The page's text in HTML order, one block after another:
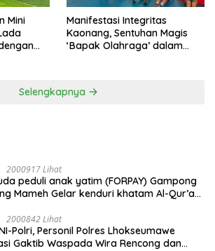
Mini
Manifestasi Integritas
Kaonang, Sentuhan Magis
‘Bapak Olahraga’ dalam
Selengkapnya
2000917 Lihat
peduli anak yatim (FORPAY) Gampong
Mameh Gelar kenduri khatam Al-Qur’an
2000842 Lihat
Polri, Personil Polres Lhokseumawe
Gaktib Waspada Wira Rencong dan